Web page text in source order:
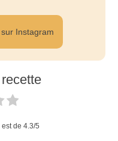
Instagram
de 4.3/5